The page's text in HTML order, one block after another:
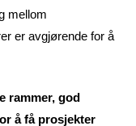
mellom
er avgjørende for å
rammer, god
å få prosjekter